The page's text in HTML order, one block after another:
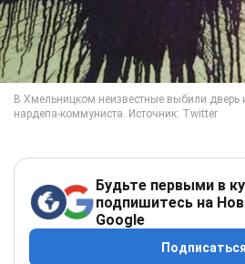
Будьте первыми в
подпишитесь на
Google
Подписаться